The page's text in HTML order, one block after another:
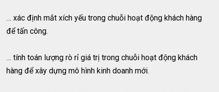
… xác định mắt xích yếu trong chuỗi hoạt động khách hàng
để tấn công.
… tính toán lượng rò rỉ giá trị trong chuỗi hoạt động khách
hàng để xây dựng mô hình kinh doanh mới.